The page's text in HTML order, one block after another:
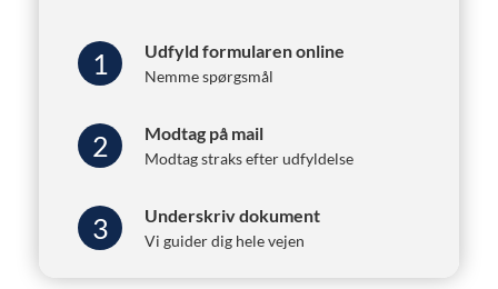
1 Udfyld formularen online
Nemme spørgsmål
2 Modtag på mail
Modtag straks efter udfyldelse
3 Underskriv dokument
Vi guider dig hele vejen